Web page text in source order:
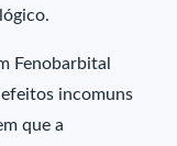
Fenobarbital
efeitos incomuns
que a